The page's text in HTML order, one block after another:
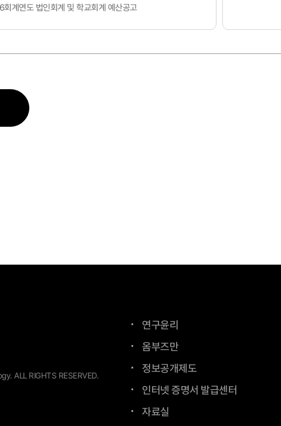
계연도 법인회계 및 학교회계 예산공고
ALL RIGHTS RESERVED.
연구윤리
옴부즈만
정보공개제도
인터넷 증명서 발급센터
자료실